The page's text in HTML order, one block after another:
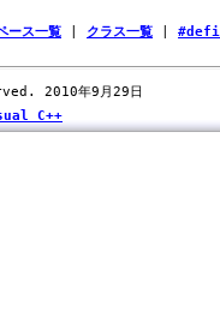
ース一覧 クラス一覧
2010年9月29日
C++